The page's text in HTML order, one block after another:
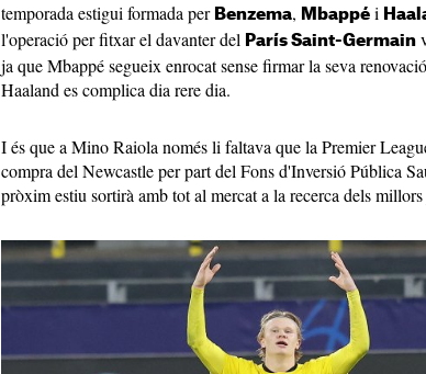
temporada estigui formada per Benzema, Mbappé i
l'operació per fitxar el davanter del París Saint-Germain
ja que Mbappé segueix enrocat sense firmar la seva
Haaland es complica dia rere dia.
I és que a Mino Raiola només li faltava que la Premier
compra del Newcastle per part del Fons d'Inversió Pública
pròxim estiu sortirà amb tot al mercat a la recerca dels